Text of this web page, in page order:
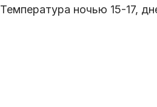
Температура ночью 15-17,